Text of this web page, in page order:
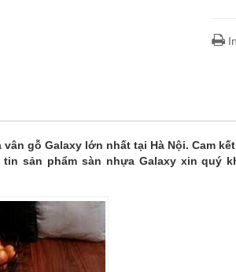
In
vân gỗ Galaxy lớn nhất tại Hà Nội. Cam
sản phẩm sàn nhựa Galaxy xin quý